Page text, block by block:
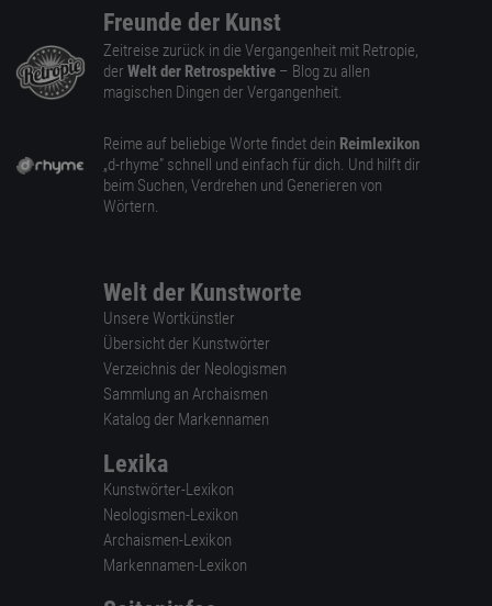
Freunde der Kunst
Zeitreise zurück in die Vergangenheit mit Retropie,
der Welt der Retrospektive – Blog zu allen
magischen Dingen der Vergangenheit.
Reime auf beliebige Worte findet dein Reimlexikon
„d-rhyme” schnell und einfach für dich. Und hilft dir
beim Suchen, Verdrehen und Generieren von
Wörtern.
Welt der Kunstworte
Unsere Wortkünstler
Übersicht der Kunstwörter
Verzeichnis der Neologismen
Sammlung an Archaismen
Katalog der Markennamen
Lexika
Kunstwörter-Lexikon
Neologismen-Lexikon
Archaismen-Lexikon
Markennamen-Lexikon